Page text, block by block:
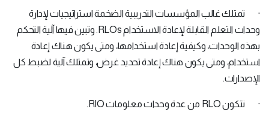
· تمتلك غالب المؤسسات التدريبية الضخمة استراتيجيات لإدارة
وحدات التعلم القابلة لإعادة الاستخدام RLOs. وتبين فيها آلية التحكم
بهذه الوحدات، وكيفية إعادة استخدامها، ومتى يكون هناك إعادة
استخدام، ومتى يكون هناك إعادة تحديد غرض، وتمتلك آلية لضبط كل
الإصدارات.
· تتكون RLO من عدة وحدات معلومات RIO.